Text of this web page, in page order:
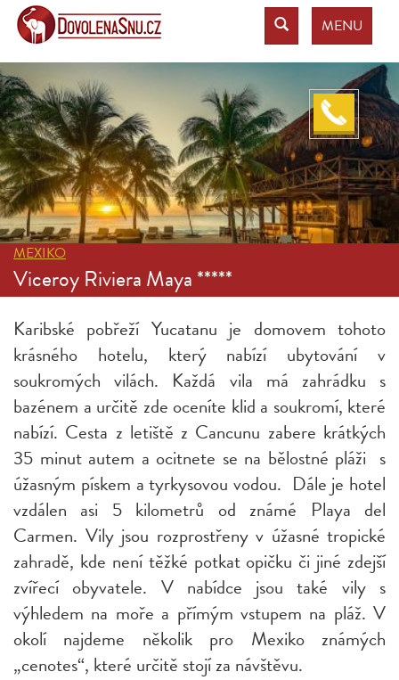
MENU
MEXIKO
Viceroy Riviera Maya *****
Karibské pobřeží Yucatanu je domovem tohoto
krásného hotelu, který nabízí ubytování v
soukromých vilách. Každá vila má zahrádku s
bazénem a určitě zde oceníte klid a soukromí, které
nabízí. Cesta z letiště z Cancunu zabere krátkých
35 minut autem a ocitnete se na bělostné pláži s
úžasným pískem a tyrkysovou vodou. Dále je hotel
vzdálen asi 5 kilometrů od známé Playa del
Carmen. Vily jsou rozprostřeny v úžasné tropické
zahradě, kde není těžké potkat opičku či jiné zdejší
zvířecí obyvatele. V nabídce jsou také vily s
výhledem na moře a přímým vstupem na pláž. V
okolí najdeme několik pro Mexiko známých
„cenotes“, které určitě stojí za návštěvu.